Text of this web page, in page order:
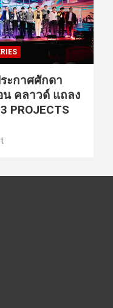
ะกาศศักดา
คลาวด์ แถลง
PROJECTS